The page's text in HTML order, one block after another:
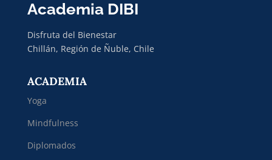
Academia DIBI
Disfruta del Bienestar
Chillán, Región de Ñuble, Chile
ACADEMIA
Yoga
Mindfulness
Diplomados